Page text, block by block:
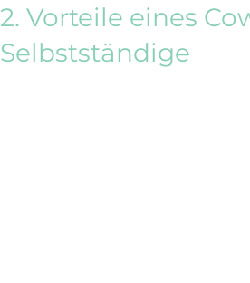
2. Vorteile eines
Selbstständige